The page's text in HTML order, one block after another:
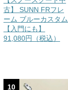
古】 SUNN FRフレ
ーム ブルーカスタム
【入門にも】
91,080円（税込）
10